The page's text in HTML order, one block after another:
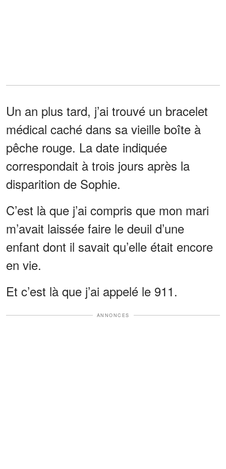
Un an plus tard, j’ai trouvé un bracelet
médical caché dans sa vieille boîte à
pêche rouge. La date indiquée
correspondait à trois jours après la
disparition de Sophie.
C’est là que j’ai compris que mon mari
m’avait laissée faire le deuil d’une
enfant dont il savait qu’elle était encore
en vie.
Et c’est là que j’ai appelé le 911.
ANNONCES